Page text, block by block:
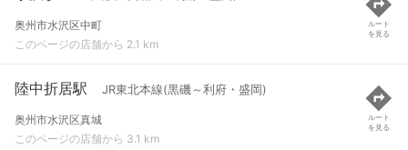
奥州市水沢区中町
このページの店舗から 2.1 km
ルート
を見る
陸中折居駅 JR東北本線(黒磯～利府・盛岡)
奥州市水沢区真城
このページの店舗から 3.1 km
ルート
を見る